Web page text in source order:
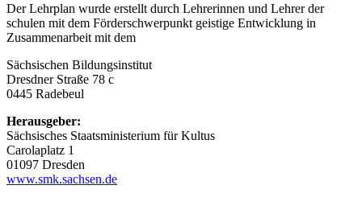
Der Lehrplan wurde erstellt durch Lehrerinnen und Lehrer der
schulen mit dem Förderschwerpunkt geistige Entwicklung in
Zusammenarbeit mit dem
Sächsischen Bildungsinstitut
Dresdner Straße 78 c
0445 Radebeul
Herausgeber:
Sächsisches Staatsministerium für Kultus
Carolaplatz 1
01097 Dresden
www.smk.sachsen.de